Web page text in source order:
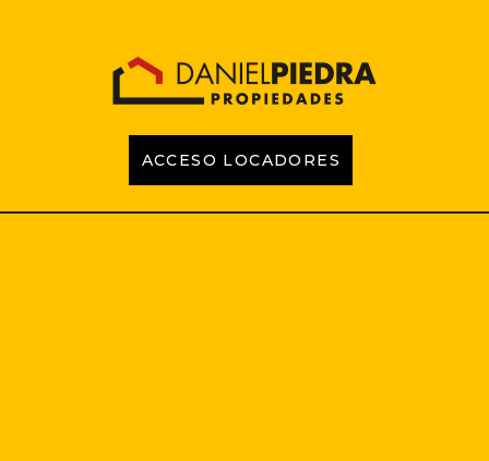
ACCESO LOCADORES